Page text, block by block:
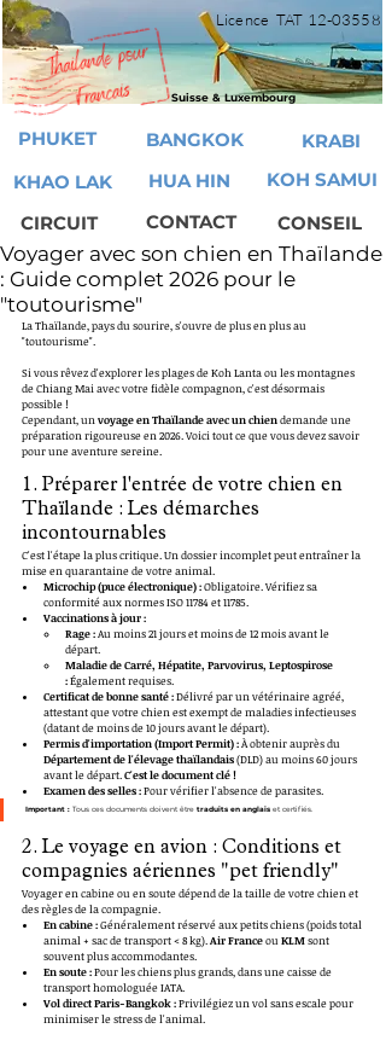
Licence TAT 12-03558
PHUKET BANGKOK
KRABI
KHAO LAK
HUA HIN
KOH SAMUI
CONTACT
CONSEIL
CIRCUIT
Suisse & Luxembourg
Voyager avec son chien en Thaïlande
: Guide complet 2026 pour le
"toutourisme"
La Thaïlande, pays du sourire, s'ouvre de plus en plus au
"toutourisme".
Si vous rêvez d'explorer les plages de Koh Lanta ou les montagnes
de Chiang Mai avec votre fidèle compagnon, c'est désormais
possible !
Cependant, un voyage en Thaïlande avec un chien demande une
préparation rigoureuse en 2026. Voici tout ce que vous devez savoir
pour une aventure sereine.
1. Préparer l'entrée de votre chien en
Thaïlande : Les démarches
incontournables
C'est l'étape la plus critique. Un dossier incomplet peut entraîner la
mise en quarantaine de votre animal.
Microchip (puce électronique) : Obligatoire. Vérifiez sa
conformité aux normes ISO 11784 et 11785.
Vaccinations à jour :
Rage : Au moins 21 jours et moins de 12 mois avant le
départ.
Maladie de Carré, Hépatite, Parvovirus, Leptospirose
: Également requises.
Certificat de bonne santé : Délivré par un vétérinaire agréé,
attestant que votre chien est exempt de maladies infectieuses
(datant de moins de 10 jours avant le départ).
Permis d'importation (Import Permit) : À obtenir auprès du
Département de l'élevage thaïlandais (DLD) au moins 60 jours
avant le départ. C'est le document clé !
Examen des selles : Pour vérifier l'absence de parasites.
Important : Tous ces documents doivent être traduits en anglais et certifiés.
2. Le voyage en avion : Conditions et
compagnies aériennes "pet friendly"
Voyager en cabine ou en soute dépend de la taille de votre chien et
des règles de la compagnie.
En cabine : Généralement réservé aux petits chiens (poids total
animal + sac de transport < 8 kg). Air France ou KLM sont
souvent plus accommodantes.
En soute : Pour les chiens plus grands, dans une caisse de
transport homologuée IATA.
Vol direct Paris-Bangkok : Privilégiez un vol sans escale pour
minimiser le stress de l'animal.